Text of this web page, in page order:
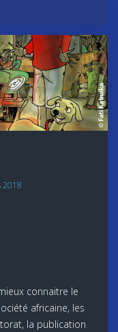
2018
connaitre le
africaine, les
la publication